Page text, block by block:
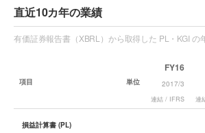
直近10カ年の業績
有価証券報告書（XBRL）から取得した PL・KGI の
項目 単位
FY16
2017/3
連結 / IFRS 連
損益計算書 (PL)